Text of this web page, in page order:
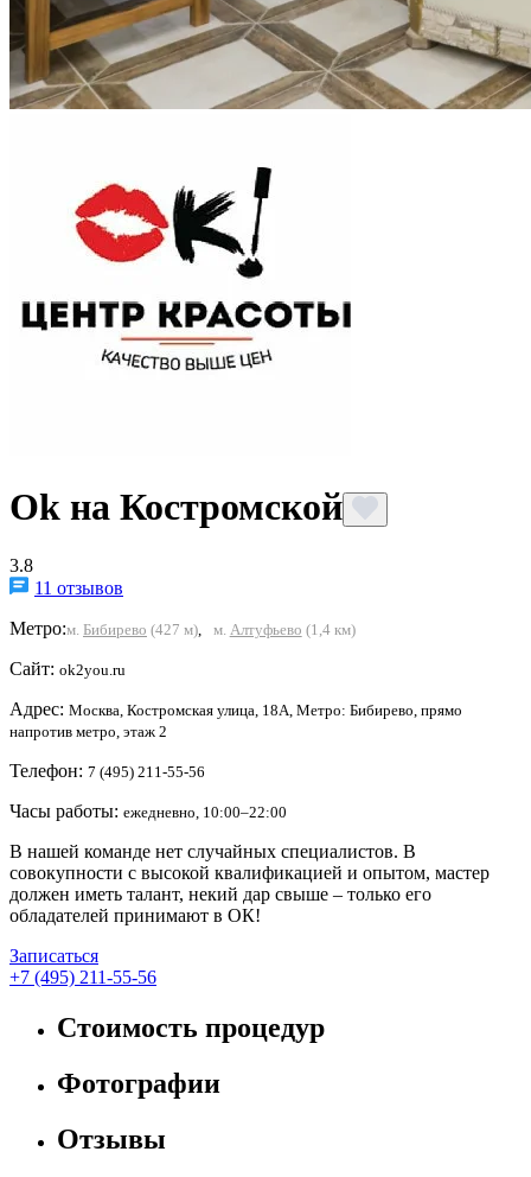
Ok на Костромской
3.8
11 отзывов
Метро:м. Бибирево (427 м) м. Алтуфьево (1,4 км)
Сайт: ok2you.ru
Адрес: Москва, Костромская улица, 18А, Метро: Бибирево, прямо
напротив метро, этаж 2
Телефон: 7 (495) 211-55-56
Часы работы: ежедневно, 10:00–22:00
В нашей команде нет случайных специалистов. В
совокупности с высокой квалификацией и опытом, мастер
должен иметь талант, некий дар свыше – только его
обладателей принимают в ОК!
Записаться
+7 (495) 211-55-56
Стоимость процедур
Фотографии
Отзывы